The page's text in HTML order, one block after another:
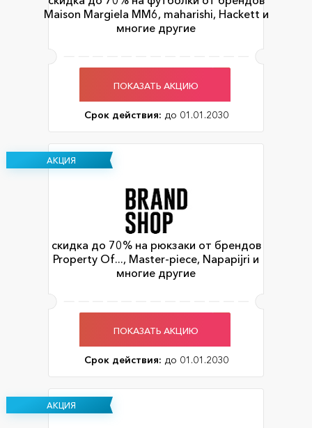
Maison Margiela MM6, maharishi, Hackett и
многие другие
ПОКАЗАТЬ АКЦИЮ
Срок действия: до 01.01.2030
АКЦИЯ
скидка до 70% на рюкзаки от брендов
Property Of..., Master-piece, Napapijri и
многие другие
ПОКАЗАТЬ АКЦИЮ
Срок действия: до 01.01.2030
АКЦИЯ